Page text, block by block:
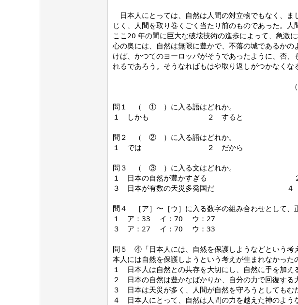
日本人にとっては、自然は人間の対立物でもなく、
じく、人間を取り巻くごく当たり前のものであった。
ここ20 年の間に巨大な破壊技術の進歩によって、急激
心の奥には、自然は無限に豊かで、不落の城であるか
けば、かつてのヨーロッパがそうであったように、否
れるであろう。そうなればもはや取り返しがつかなくな
問１ （ ① ）に入る語はどれか。
１ しかも ２ すると ３
問２ （ ② ）に入る語はどれか。
１ では ２ だから ３
問３ （ ③ ）に入る文はどれか。
１ 日本の自然が豊かすぎる ２ 日本
３ 日本が有数の天災多発国だ ４ 自然と
問４ ［ア］〜［ウ］に入る数字の組み合わせとして、
１ ア：33 イ：70 ウ：27 ２
３ ア：27 イ：70 ウ：33 ４
問５ ④「日本人には、自然を保護しようなどという考
本人には自然を保護しようという考えが生まれなかった
１ 日本人は自然との共存を大切にし、自然に手を加え
２ 日本の自然は豊かなばかりか、自分の力で回復する
３ 日本は天災が多く、人間が自然を守ろうとしてもむ
４ 日本人にとって、自然は人間の力を越えた神のよう